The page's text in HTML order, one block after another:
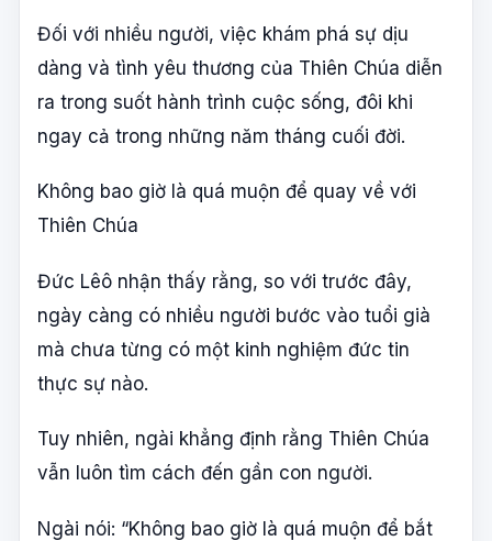
Đối với nhiều người, việc khám phá sự dịu
dàng và tình yêu thương của Thiên Chúa diễn
ra trong suốt hành trình cuộc sống, đôi khi
ngay cả trong những năm tháng cuối đời.
Không bao giờ là quá muộn để quay về với
Thiên Chúa
Đức Lêô nhận thấy rằng, so với trước đây,
ngày càng có nhiều người bước vào tuổi già
mà chưa từng có một kinh nghiệm đức tin
thực sự nào.
Tuy nhiên, ngài khẳng định rằng Thiên Chúa
vẫn luôn tìm cách đến gần con người.
Ngài nói: “Không bao giờ là quá muộn để bắt